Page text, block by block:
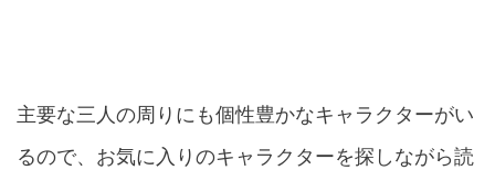
主要な三人の周りにも個性豊かなキャラクターがい
るので、お気に入りのキャラクターを探しながら読